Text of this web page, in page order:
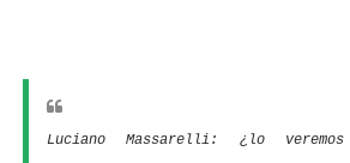
Luciano Massarelli: ¿lo